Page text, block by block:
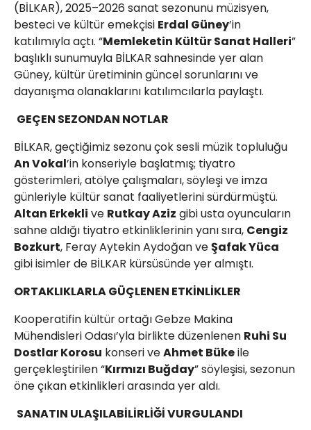
(BİLKAR), 2025–2026 sanat sezonunu müzisyen,
besteci ve kültür emekçisi Erdal Güney’in
katılımıyla açtı. “Memleketin Kültür Sanat Halleri”
başlıklı sunumuyla BİLKAR sahnesinde yer alan
Güney, kültür üretiminin güncel sorunlarını ve
dayanışma olanaklarını katılımcılarla paylaştı.
GEÇEN SEZONDAN NOTLAR
BİLKAR, geçtiğimiz sezonu çok sesli müzik topluluğu
An Vokal’in konseriyle başlatmış; tiyatro
gösterimleri, atölye çalışmaları, söyleşi ve imza
günleriyle kültür sanat faaliyetlerini sürdürmüştü.
Altan Erkekli ve Rutkay Aziz gibi usta oyuncuların
sahne aldığı tiyatro etkinliklerinin yanı sıra, Cengiz
Bozkurt, Feray Aytekin Aydoğan veŞafak Yüca
gibi isimler de BİLKAR kürsüsünde yer almıştı.
ORTAKLIKLARLA GÜÇLENEN ETKİNLİKLER
Kooperatifin kültür ortağı Gebze Makina
Mühendisleri Odası’yla birlikte düzenlenen Ruhi Su
Dostlar Korosu konseri veAhmet Bükeile
gerçekleştirilen “Kırmızı Buğday” söyleşisi, sezonun
öne çıkan etkinlikleri arasında yer aldı.
SANATIN ULAŞILABİLİRLİĞİ VURGULANDI